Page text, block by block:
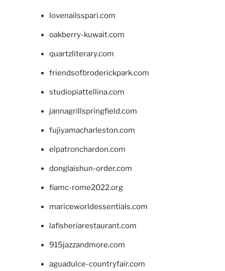
lovenailsspari.com
oakberry-kuwait.com
quartzliterary.com
friendsofbroderickpark.com
studiopiattellina.com
jannagrillspringfield.com
fujiyamacharleston.com
elpatronchardon.com
donglaishun-order.com
fiamc-rome2022.org
mariceworldessentials.com
lafisheriarestaurant.com
915jazzandmore.com
aguadulce-countryfair.com